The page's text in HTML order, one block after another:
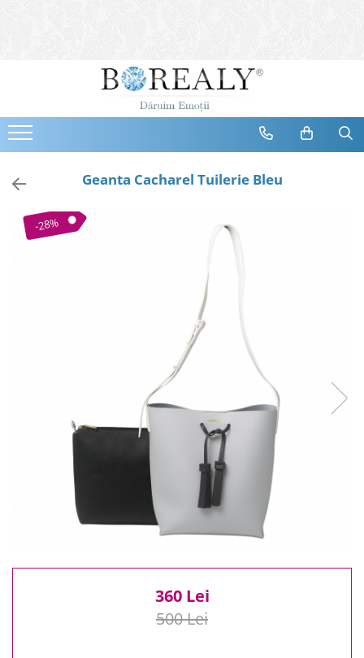
Bijuterii
Cercei
Bratari
Coliere
Brose
Tiare
Cele mai vandute
Cele mai votate
0 Lei - 100 Lei
100 Lei - 200 Lei
300 Lei - 500 Lei
Geanta Cacharel Tuilerie Bleu
-28%
360 Lei
500 Lei